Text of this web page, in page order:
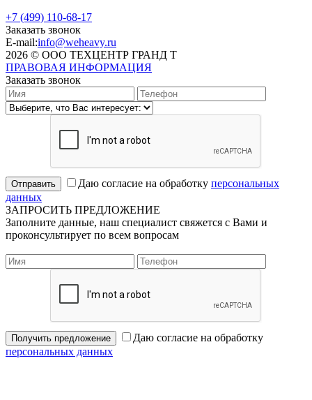
+7 (499) 110-68-17
Заказать звонок
E-mail:info@weheavy.ru
2026 © ООО ТЕХЦЕНТР ГРАНД Т
ПРАВОВАЯ ИНФОРМАЦИЯ
Заказать звонок
Отправить Даю согласие на обработку персональных
данных
ЗАПРОСИТЬ ПРЕДЛОЖЕНИЕ
Заполните данные, наш специалист свяжется с Вами и
проконсультирует по всем вопросам
Получить предложение
Даю согласие на обработку
персональных данных